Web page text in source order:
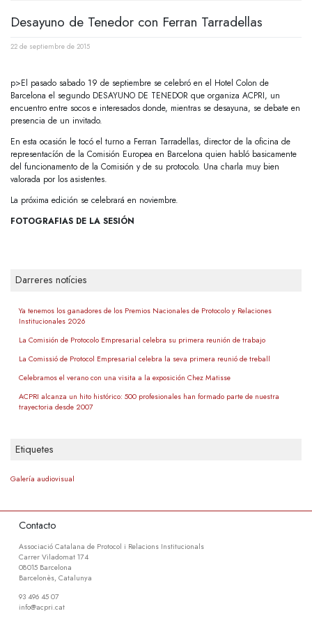
Desayuno de Tenedor con Ferran Tarradellas
22 de septiembre de 2015
p>El pasado sabado 19 de septiembre se celebró en el Hotel Colon de
Barcelona el segundo DESAYUNO DE TENEDOR que organiza ACPRI, un
encuentro entre socos e interesados donde, mientras se desayuna, se debate en
presencia de un invitado.
En esta ocasión le tocó el turno a Ferran Tarradellas, director de la oficina de
representacíón de la Comisión Europea en Barcelona quien habló basicamente
del funcionamento de la Comisión y de su protocolo. Una charla muy bien
valorada por los asistentes.
La próxima edición se celebrará en noviembre.
FOTOGRAFIAS DE LA SESIÓN
Darreres notícies
Ya tenemos los ganadores de los Premios Nacionales de Protocolo y Relaciones
Institucionales 2026
La Comisión de Protocolo Empresarial celebra su primera reunión de trabajo
La Comissió de Protocol Empresarial celebra la seva primera reunió de treball
Celebramos el verano con una visita a la exposición Chez Matisse
ACPRI alcanza un hito histórico: 500 profesionales han formado parte de nuestra
trayectoria desde 2007
Etiquetes
Galería audiovisual
Contacto
Associació Catalana de Protocol i Relacions Institucionals
Carrer Viladomat 174
08015 Barcelona
Barcelonès, Catalunya
93 496 45 07
info@acpri.cat